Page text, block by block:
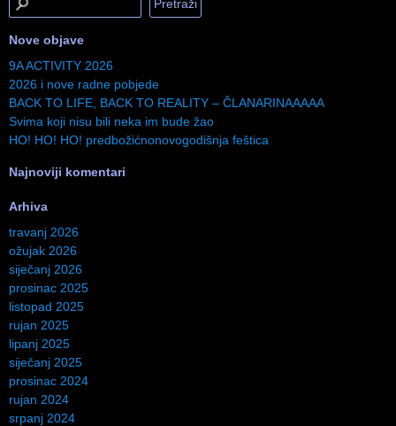
Nove objave
9A ACTIVITY 2026
2026 i nove radne pobjede
BACK TO LIFE, BACK TO REALITY – ČLANARINAAAAA
Svima koji nisu bili neka im bude žao
HO! HO! HO! predbožićnonovogodišnja feštica
Najnoviji komentari
Arhiva
travanj 2026
ožujak 2026
siječanj 2026
prosinac 2025
listopad 2025
rujan 2025
lipanj 2025
siječanj 2025
prosinac 2024
rujan 2024
srpanj 2024